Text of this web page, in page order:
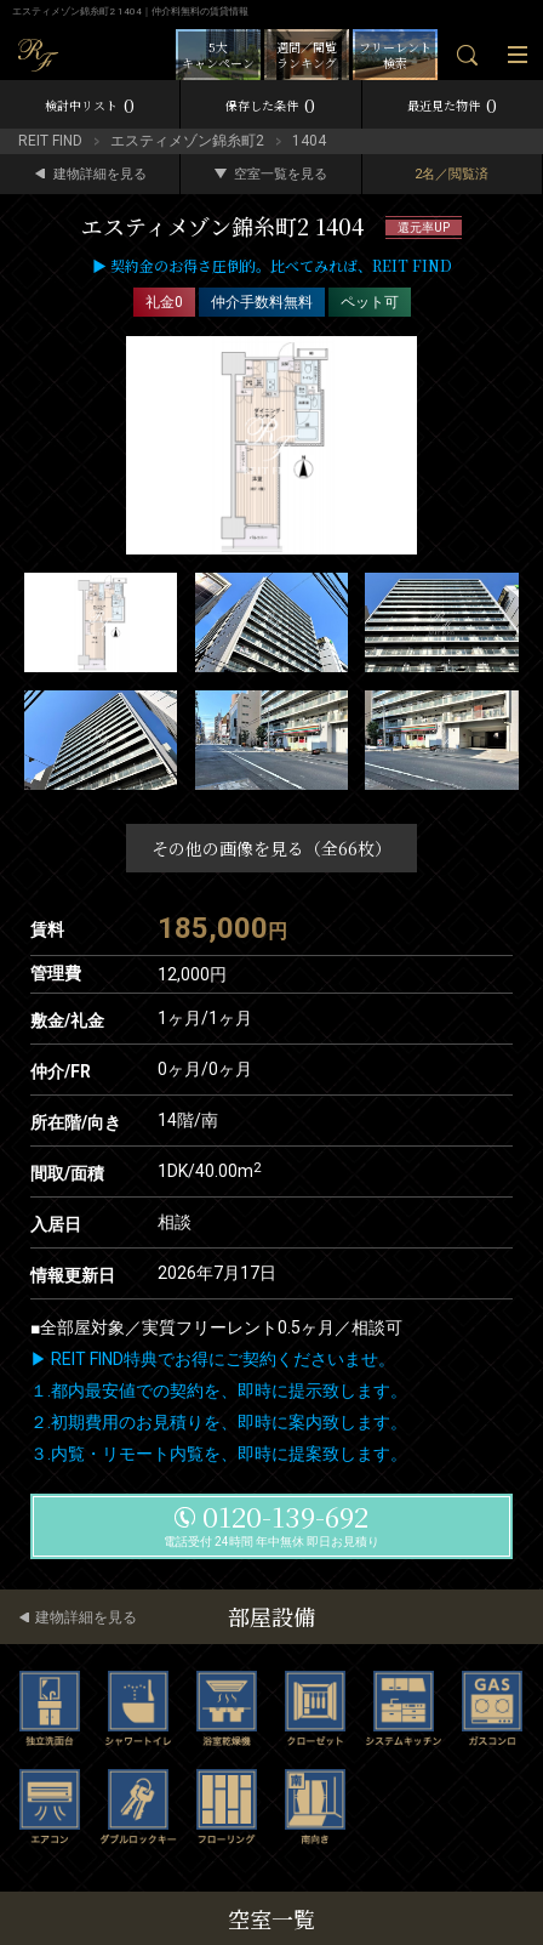
エスティメゾン錦糸町2 1404｜仲介料無料の賃貸情報
フリーレント
検索
週間／閲覧
ランキング
5大
キャンペーン
検討中リスト 0 保存した条件 0 最近見た物件 0
REIT FIND エスティメゾン錦糸町2 1404
建物詳細を見る 空室一覧を見る 2名／閲覧済
エスティメゾン錦糸町2 1404 還元率UP
▶ 契約金のお得さ圧倒的。比べてみれば、REIT FIND
礼金0 仲介手数料無料 ペット可
その他の画像を見る（全66枚）
賃料 185,000 円
管理費 12,000円
敷金/礼金 1ヶ月/1ヶ月
仲介/FR 0ヶ月/0ヶ月
所在階/向き 14階/南
間取/面積 1DK/40.00m2
入居日 相談
情報更新日 2026年7月17日
■全部屋対象／実質フリーレント0.5ヶ月／相談可
▶ REIT FIND特典でお得にご契約くださいませ。
１.都内最安値での契約を、即時に提示致します。
２.初期費用のお見積りを、即時に案内致します。
３.内覧・リモート内覧を、即時に提案致します。
0120-139-692
電話受付 24時間 年中無休 即日お見積り
部屋設備
建物詳細を見る
空室一覧